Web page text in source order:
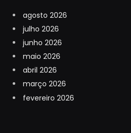
agosto 2026
julho 2026
junho 2026
maio 2026
abril 2026
março 2026
fevereiro 2026